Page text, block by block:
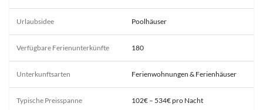
Urlaubsidee Poolhäuser
Verfügbare Ferienunterkünfte 180
Unterkunftsarten Ferienwohnungen & Ferienhäuser
Typische Preisspanne 102€ – 534€ pro Nacht